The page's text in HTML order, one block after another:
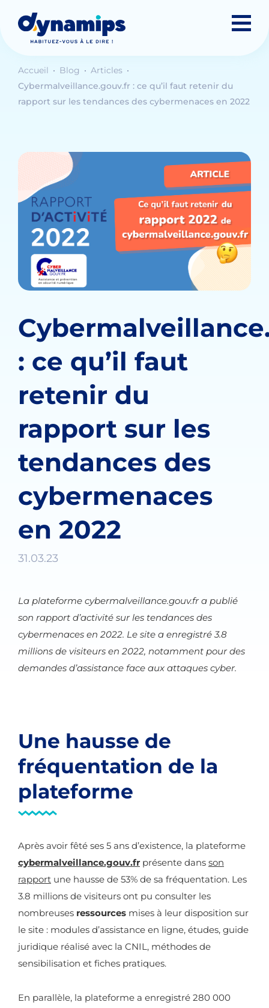
Accueil Blog
Articles
Cybermalveillance.gouv.fr : ce qu’il faut retenir du
rapport sur les tendances des cybermenaces en 2022
: ce qu’il faut
retenir du
rapport sur les
tendances des
cybermenaces
en 2022
31.03.23
La plateforme cybermalveillance.gouv.fr a publié
son rapport d’activité sur les tendances des
cybermenaces en 2022. Le site a enregistré 3.8
millions de visiteurs en 2022, notamment pour des
demandes d’assistance face aux attaques cyber.
Une hausse de
fréquentation de la
plateforme
Après avoir fêté ses 5 ans d’existence, la plateforme
cybermalveillance.gouv.fr présente dans son
rapport une hausse de 53% de sa fréquentation. Les
3.8 millions de visiteurs ont pu consulter les
nombreuses ressources mises à leur disposition sur
le site : modules d’assistance en ligne, études, guide
juridique réalisé avec la CNIL, méthodes de
sensibilisation et fiches pratiques.
En parallèle, la plateforme a enregistré 280 000